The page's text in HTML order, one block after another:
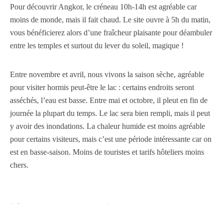
Pour découvrir Angkor, le créneau 10h-14h est agréable car
moins de monde, mais il fait chaud. Le site ouvre à 5h du matin,
vous bénéficierez alors d’une fraîcheur plaisante pour déambuler
entre les temples et surtout du lever du soleil, magique !
Entre novembre et avril, nous vivons la saison sèche, agréable
pour visiter hormis peut-être le lac : certains endroits seront
asséchés, l’eau est basse. Entre mai et octobre, il pleut en fin de
journée la plupart du temps. Le lac sera bien rempli, mais il peut
y avoir des inondations. La chaleur humide est moins agréable
pour certains visiteurs, mais c’est une période intéressante car on
est en basse-saison. Moins de touristes et tarifs hôteliers moins
chers.